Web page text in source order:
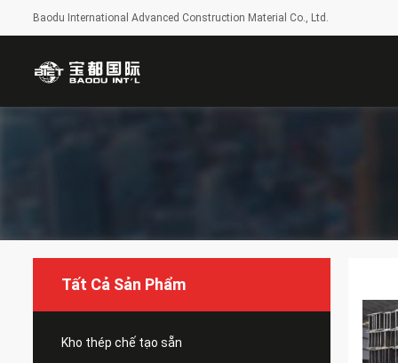
Baodu International Advanced Construction Material Co., Ltd.
Tất Cả Sản Phẩm
Kho thép chế tạo sẵn